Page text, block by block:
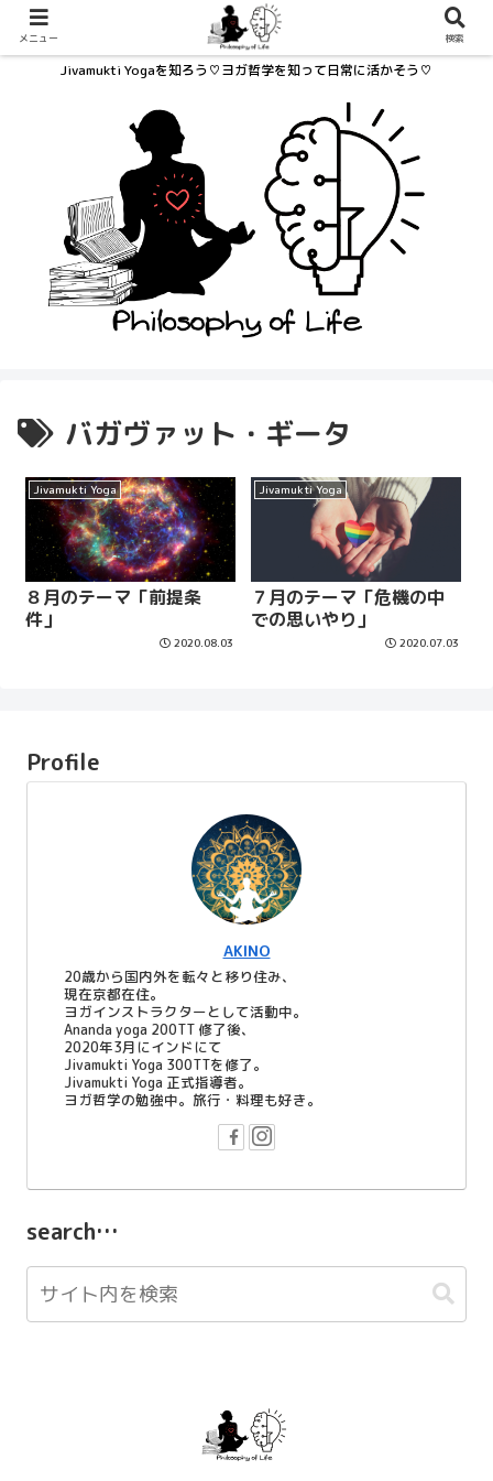
Jivamukti Yogaを知ろう♡ヨガ哲学を知って日常に活かそう♡
バガヴァット・ギータ
Jivamukti Yoga
８月のテーマ「前提条
件」
2020.08.03
Jivamukti Yoga
７月のテーマ「危機の中
での思いやり」
2020.07.03
Profile
AKINO
20歳から国内外を転々と移り住み、
現在京都在住。
ヨガインストラクターとして活動中。
Ananda yoga 200TT 修了後、
2020年3月にインドにて
Jivamukti Yoga 300TTを修了。
Jivamukti Yoga 正式指導者。
ヨガ哲学の勉強中。旅行・料理も好き。
search…
メニュー 検索